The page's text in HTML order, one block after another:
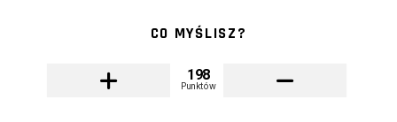
CO MYŚLISZ?
198
Punktów